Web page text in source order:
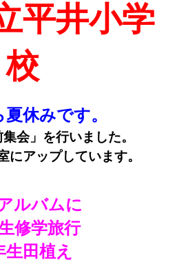
平井小学
校
休みです。
会」を行いました。
にアップしています。
ルバムに
修学旅行
生田植え